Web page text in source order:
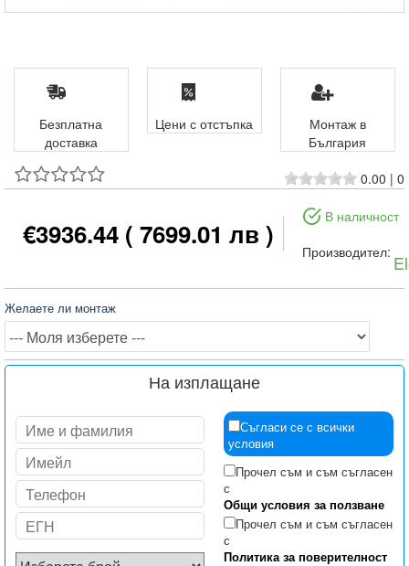
0.00 | 0
€3936.44 ( 7699.01 лв )
В наличност
Производител:
Желаете ли монтаж
На изплащане
Съгласи се с всички
условия
Прочел съм и съм съгласен
с
Общи условия за ползване
Прочел съм и съм съгласен
с
Политика за поверителност
Безплатна
доставка
Цени с отстъпка
Монтаж в
България